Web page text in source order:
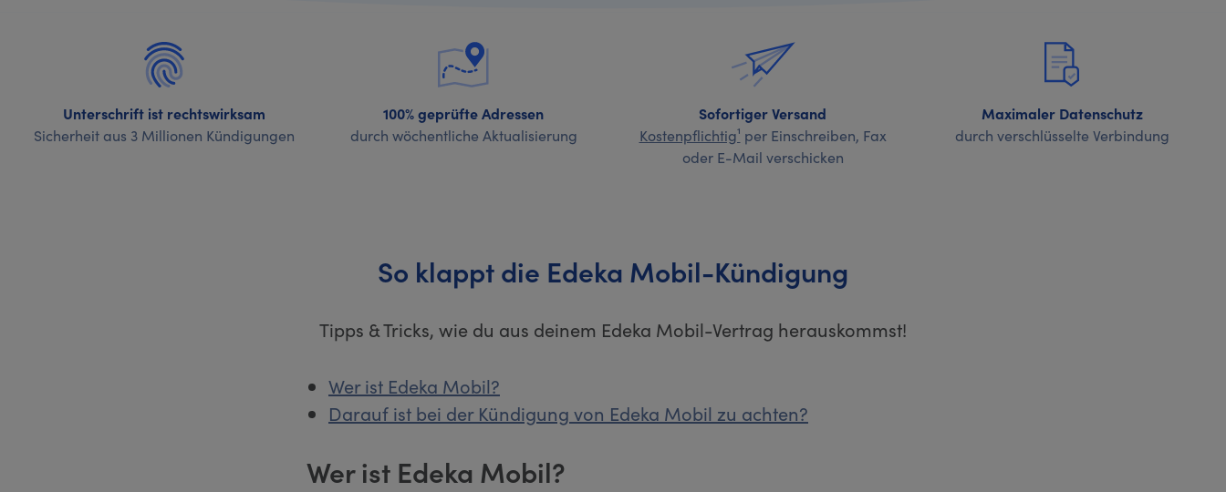
Unterschrift ist rechtswirksam
Sicherheit aus 3 Millionen Kündigungen
100% geprüfte Adressen
durch wöchentliche Aktualisierung
Sofortiger Versand
Kostenpflichtig¹ per Einschreiben, Fax
oder E-Mail verschicken
Maximaler Datenschutz
durch verschlüsselte Verbindung
So klappt die Edeka Mobil-Kündigung
Tipps & Tricks, wie du aus deinem Edeka Mobil-Vertrag herauskommst!
Wer ist Edeka Mobil?
Darauf ist bei der Kündigung von Edeka Mobil zu achten?
Wer ist Edeka Mobil?